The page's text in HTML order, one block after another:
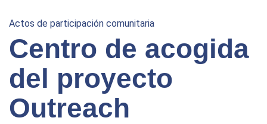
Actos de participación comunitaria
Centro de acogida
del proyecto
Outreach